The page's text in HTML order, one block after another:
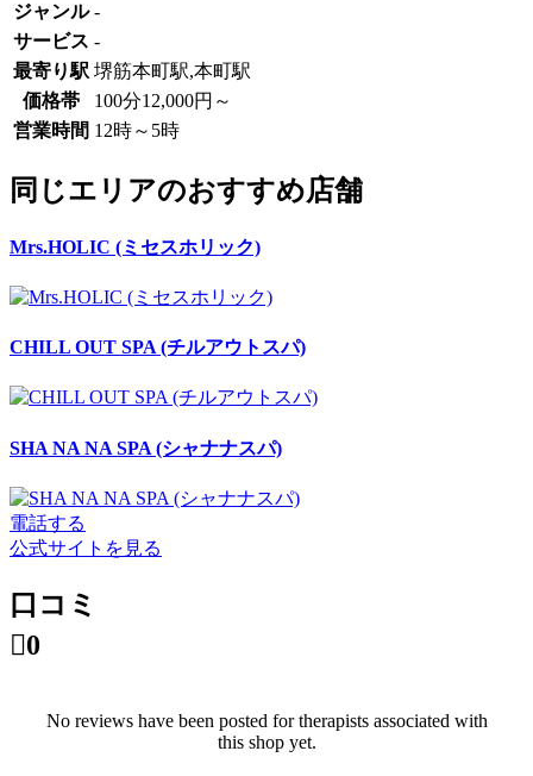
ジャンル -
サービス -
最寄り駅 堺筋本町駅,本町駅
価格帯
100分12,000円～
営業時間 12時～5時
同じエリアのおすすめ店舗
Mrs.HOLIC (ミセスホリック)
CHILL OUT SPA (チルアウトスパ)
SHA NA NA SPA (シャナナスパ)
電話する
公式サイトを見る
口コミ
0
No reviews have been posted for therapists associated with
this shop yet.